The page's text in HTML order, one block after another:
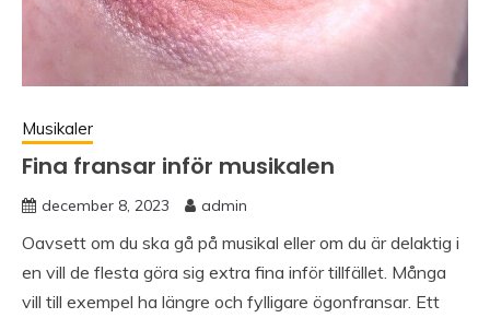
Musikaler
Fina fransar inför musikalen
december 8, 2023 admin
Oavsett om du ska gå på musikal eller om du är delaktig i
en vill de flesta göra sig extra fina inför tillfället. Många
vill till exempel ha längre och fylligare ögonfransar. Ett